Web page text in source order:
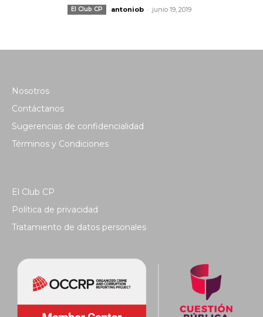
El Club CP antoniob - junio 19, 2019
Nosotros
Contáctanos
Sugerencias de confidencialidad
Términos y Condiciones
El Club CP
Política de privacidad
Tratamiento de datos personales